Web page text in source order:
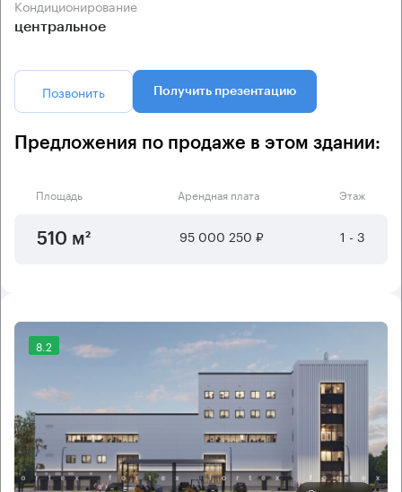
Кондиционирование
центральное
Позвонить Получить презентацию
Предложения по продаже в этом здании:
Площадь Арендная плата Этаж
510 м² 95 000 250 ₽ 1 - 3
8.2